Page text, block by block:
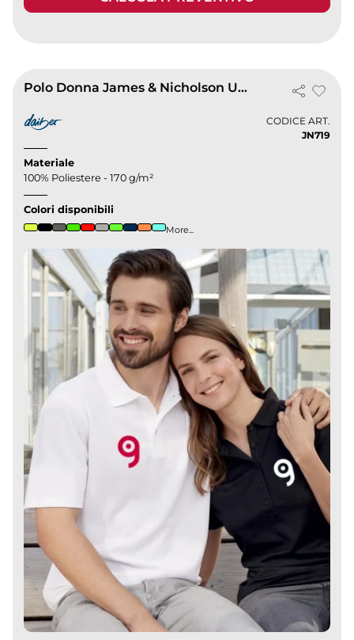
Polo Donna James & Nicholson UV 25+, traspirante, 5 bottoni
CODICE ART.
JN719
Materiale
100% Poliestere - 170 g/m²
Colori disponibili
More...